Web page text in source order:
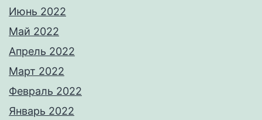
Июнь 2022
Май 2022
Апрель 2022
Март 2022
Февраль 2022
Январь 2022